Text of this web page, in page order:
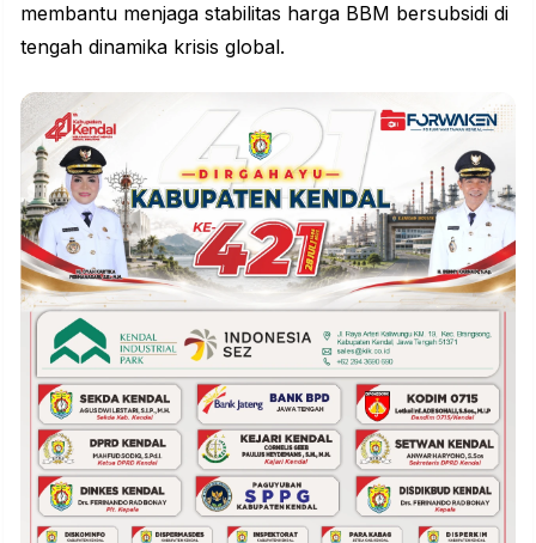
membantu menjaga stabilitas harga BBM bersubsidi di
tengah dinamika krisis global.